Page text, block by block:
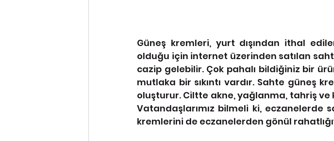
Güneş kremleri, yurt dışından ithal
olduğu için internet üzerinden satılan
cazip gelebilir. Çok pahalı bildiğiniz bir
mutlaka bir sıkıntı vardır. Sahte güneş
oluşturur. Ciltte akne, yağlanma, tahriş
Vatandaşlarımız bilmeli ki, eczanelerde
kremlerini de eczanelerden gönül